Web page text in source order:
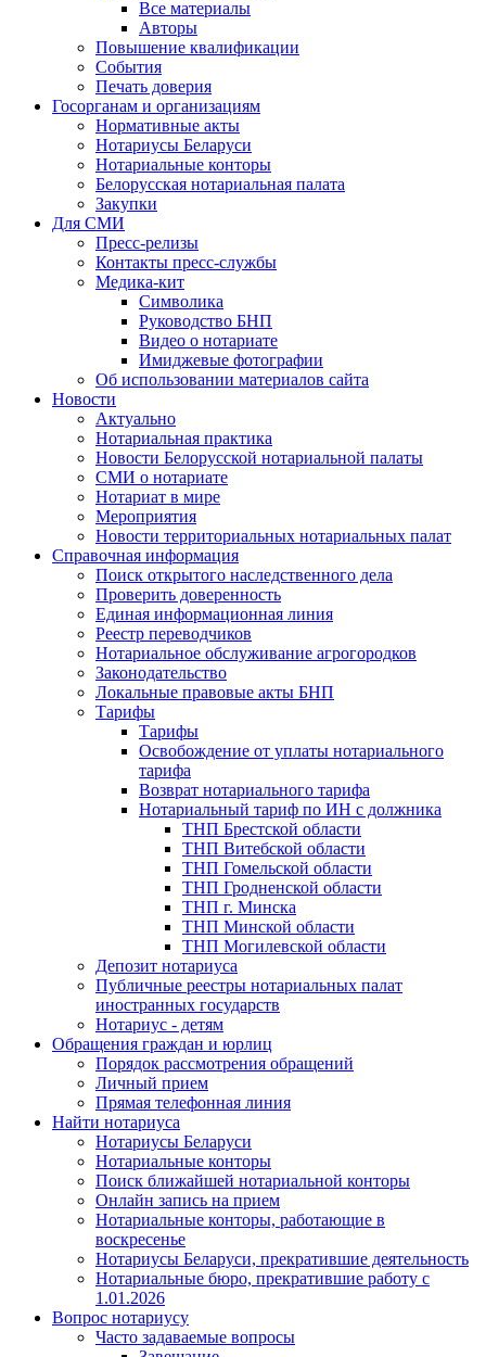
Все материалы
Авторы
Повышение квалификации
События
Печать доверия
Госорганам и организациям
Нормативные акты
Нотариусы Беларуси
Нотариальные конторы
Белорусская нотариальная палата
Закупки
Для СМИ
Пресс-релизы
Контакты пресс-службы
Медика-кит
Символика
Руководство БНП
Видео о нотариате
Имиджевые фотографии
Об использовании материалов сайта
Новости
Актуально
Нотариальная практика
Новости Белорусской нотариальной палаты
СМИ о нотариате
Нотариат в мире
Мероприятия
Новости территориальных нотариальных палат
Справочная информация
Поиск открытого наследственного дела
Проверить доверенность
Единая информационная линия
Реестр переводчиков
Нотариальное обслуживание агрогородков
Законодательство
Локальные правовые акты БНП
Тарифы
Тарифы
Освобождение от уплаты нотариального
тарифа
Возврат нотариального тарифа
Нотариальный тариф по ИН с должника
ТНП Брестской области
ТНП Витебской области
ТНП Гомельской области
ТНП Гродненской области
ТНП г. Минска
ТНП Минской области
ТНП Могилевской области
Депозит нотариуса
Публичные реестры нотариальных палат
иностранных государств
Нотариус - детям
Обращения граждан и юрлиц
Порядок рассмотрения обращений
Личный прием
Прямая телефонная линия
Найти нотариуса
Нотариусы Беларуси
Нотариальные конторы
Поиск ближайшей нотариальной конторы
Онлайн запись на прием
Нотариальные конторы, работающие в
воскресенье
Нотариусы Беларуси, прекратившие деятельность
Нотариальные бюро, прекратившие работу с
1.01.2026
Вопрос нотариусу
Часто задаваемые вопросы